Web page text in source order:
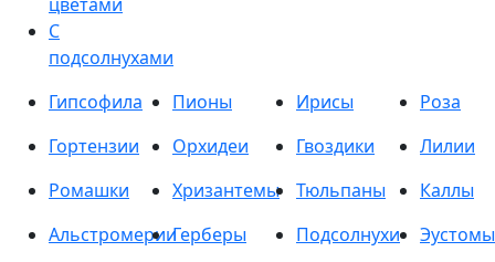
С
подсолнухами
Гипсофила
Пионы Ирисы
Роза
Гортензии
Орхидеи Гвоздики
Лилии
Ромашки
Хризантемы Тюльпаны
Каллы
АльстромерииГерберы Подсолнухи
Эустомы